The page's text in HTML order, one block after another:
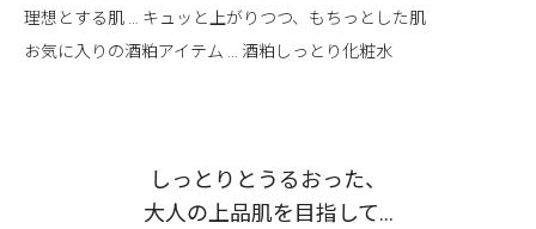
理想とする肌 … キュッと上がりつつ、もちっとした肌
お気に入りの酒粕アイテム … 酒粕しっとり化粧水
しっとりとうるおった、
大人の上品肌を目指して…